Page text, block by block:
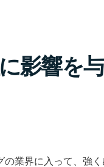
影響を
の業界に入って、強